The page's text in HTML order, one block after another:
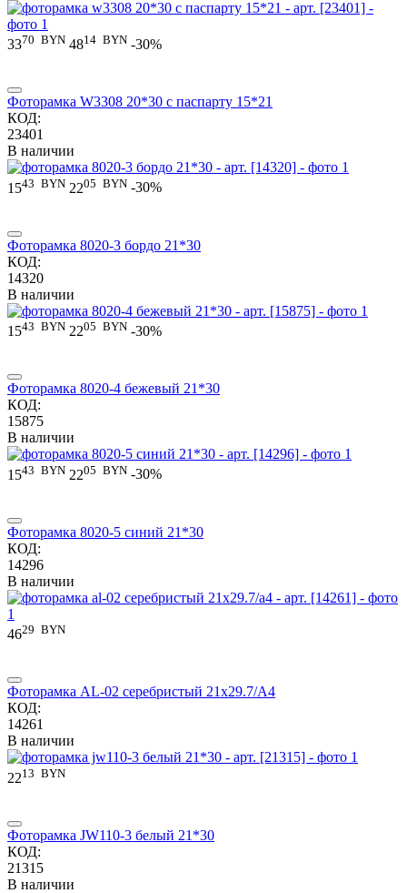
3370 BYN 4814 BYN -30%
Фоторамка W3308 20*30 c паспарту 15*21
КОД:
23401
В наличии
1543 BYN 2205 BYN -30%
Фоторамка 8020-3 бордо 21*30
КОД:
14320
В наличии
1543 BYN 2205 BYN -30%
Фоторамка 8020-4 бежевый 21*30
КОД:
15875
В наличии
1543 BYN 2205 BYN -30%
Фоторамка 8020-5 синий 21*30
КОД:
14296
В наличии
4629 BYN
Фоторамка AL-02 серебристый 21x29.7/A4
КОД:
14261
В наличии
2213 BYN
Фоторамка JW110-3 белый 21*30
КОД:
21315
В наличии